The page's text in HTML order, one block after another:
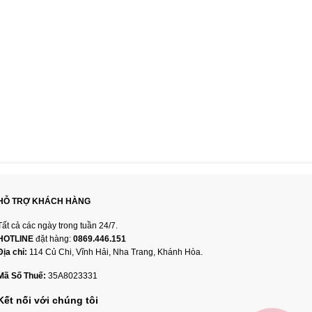
TRỢ KHÁCH HÀNG
cả các ngày trong tuần 24/7.
đặt hàng: 0869.446.151
chỉ: 114 Củ Chi, Vĩnh Hải, Nha Trang, Khánh Hòa.
Số Thuế: 35A8023331
nối với chúng tôi